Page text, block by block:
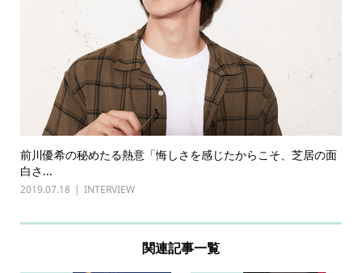
前川優希の秘めたる熱意「悔しさを感じたからこそ、芝居の面
白さ...
2019.07.18 INTERVIEW
関連記事一覧